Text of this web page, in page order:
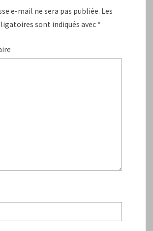
e-mail ne sera pas publiée. Les
sont indiqués avec *